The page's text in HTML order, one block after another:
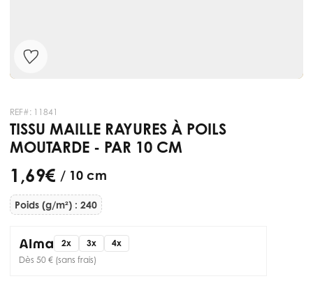
REF#: 11841
TISSU MAILLE RAYURES À POILS
MOUTARDE - PAR 10 CM
1,69 € / 10 cm
Poids (g/m²) : 240
2x 3x
4x
Dès 50 € (sans frais)